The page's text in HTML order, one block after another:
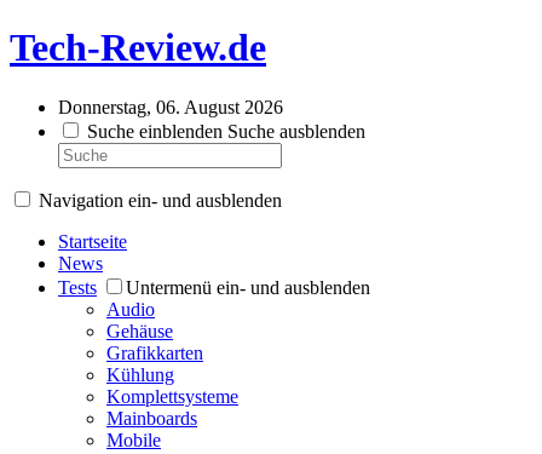
Tech-Review.de
Donnerstag, 06. August 2026
Suche einblenden Suche ausblenden
Navigation ein- und ausblenden
Startseite
News
Tests
Untermenü ein- und ausblenden
Audio
Gehäuse
Grafikkarten
Kühlung
Komplettsysteme
Mainboards
Mobile